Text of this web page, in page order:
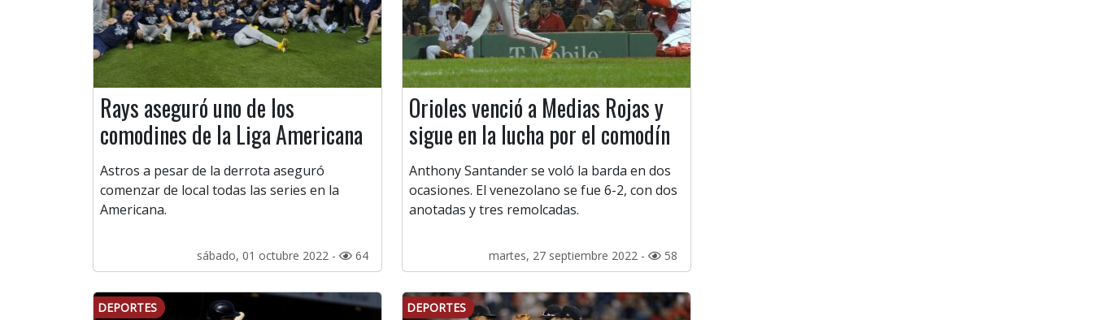
Rays aseguró uno de los
comodines de la Liga Americana
Astros a pesar de la derrota aseguró
comenzar de local todas las series en la
Americana.
sábado, 01 octubre 2022 - 64
Orioles venció a Medias Rojas y
sigue en la lucha por el comodín
Anthony Santander se voló la barda en dos
ocasiones. El venezolano se fue 6-2, con dos
anotadas y tres remolcadas.
martes, 27 septiembre 2022 - 58
DEPORTES DEPORTES